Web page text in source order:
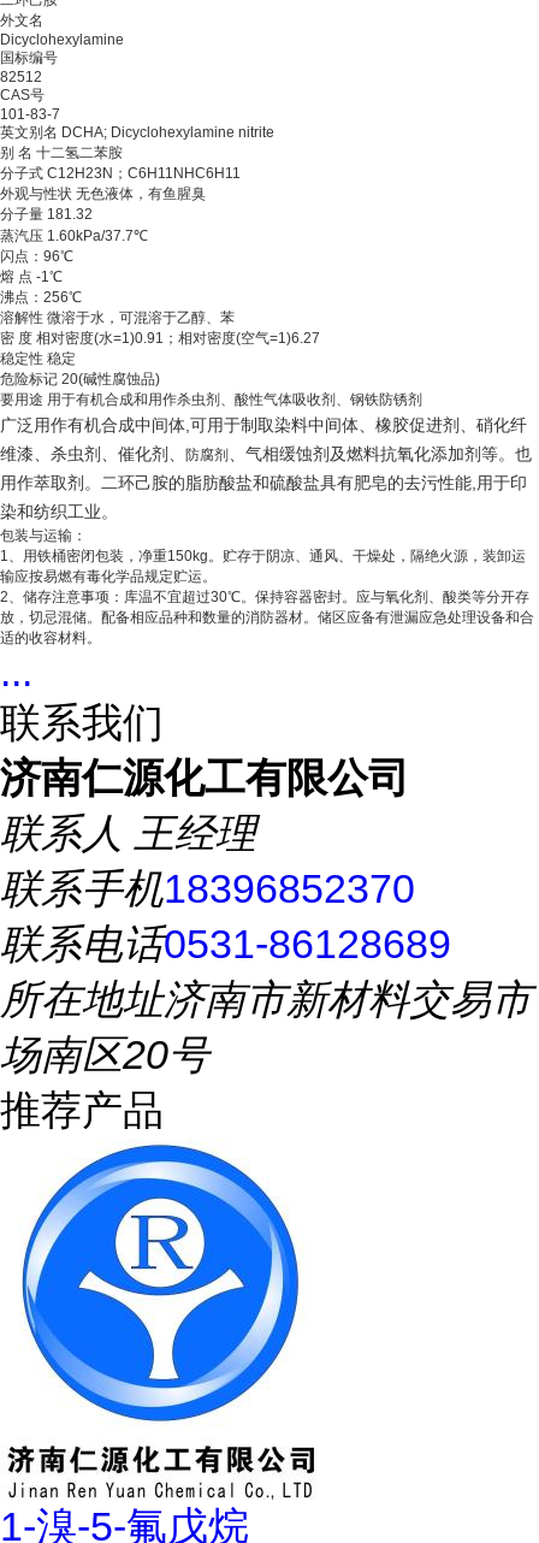
外文名
Dicyclohexylamine
国标编号
82512
CAS号
101-83-7
英文别名 DCHA; Dicyclohexylamine nitrite
别 名 十二氢二苯胺
分子式 C12H23N；C6H11NHC6H11
外观与性状 无色液体，有鱼腥臭
分子量 181.32
蒸汽压 1.60kPa/37.7℃
闪点：96℃
熔 点 -1℃
沸点：256℃
溶解性 微溶于水，可混溶于乙醇、苯
密 度 相对密度(水=1)0.91；相对密度(空气=1)6.27
稳定性 稳定
危险标记 20(碱性腐蚀品)
要用途 用于有机合成和用作杀虫剂、酸性气体吸收剂、钢铁防锈剂
广泛用作有机合成中间体,可用于制取染料中间体、橡胶促进剂、硝化纤
维漆、杀虫剂、催化剂、
防腐剂
、气相缓蚀剂及燃料抗氧化添加剂等。也
用作萃取剂。二环己胺的脂肪酸盐和硫酸盐具有肥皂的去污性能,用于印
染和纺织工业。
包装与运输：
1、用铁桶密闭包装，净重150kg。贮存于阴凉、通风、干燥处，隔绝火源，装卸运
输应按易燃有毒化学品规定贮运。
2、储存注意事项：库温不宜超过30℃。保持容器密封。应与氧化剂、酸类等分开存
放，切忌混储。配备相应品种和数量的消防器材。储区应备有泄漏应急处理设备和合
适的收容材料。
...
联系我们
济南仁源化工有限公司
联系人 王经理
联系手机18396852370
联系电话0531-86128689
所在地址济南市新材料交易市
场南区20号
推荐产品
1-溴-5-氟戊烷